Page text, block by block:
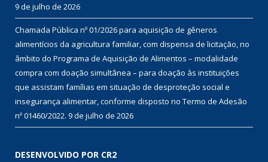
9 de julho de 2026
Chamada Pública nº 01/2026 para aquisição de gêneros
alimentícios da agricultura familiar, com dispensa de licitação, no
âmbito do Programa de Aquisição de Alimentos – modalidade
compra com doação simultânea – para doação às instituições
que assistam famílias em situação de desproteção social e
insegurança alimentar, conforme disposto no Termo de Adesão
nº 01460/2022. 9 de julho de 2026
DESENVOLVIDO POR CR2